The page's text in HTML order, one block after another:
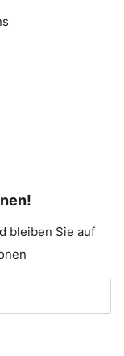
bleiben Sie auf